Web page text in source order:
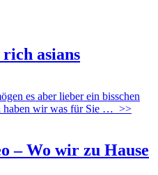
asians
es aber lieber ein bisschen
haben wir was für Sie … >>
–Wo wir zu Hause